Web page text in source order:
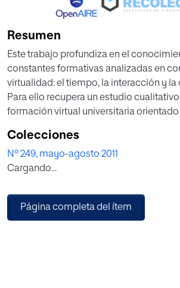
Resumen
Este trabajo profundiza en el
constantes formativas analizadas en
virtualidad: el tiempo, la interacción y
Para ello recupera un estudio
formación virtual universitaria
protocolo textual de comunicación y
organización cooperativa de
busca contribuir a la construcción de
tiempo, la interacción y la
tecnológicamente, lejos de ser
Colecciones
Nº 249, mayo-agosto 2011
Cargando...
Página completa del ítem